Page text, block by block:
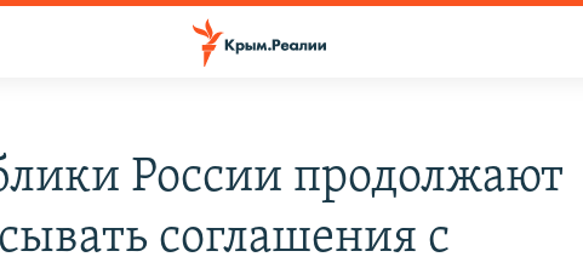
России продолжают
соглашения с